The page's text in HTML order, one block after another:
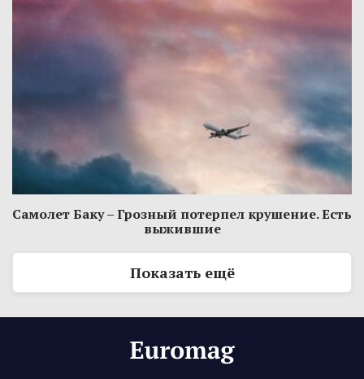
Самолет Баку – Грозный потерпел крушение. Есть
выжившие
Показать ещё